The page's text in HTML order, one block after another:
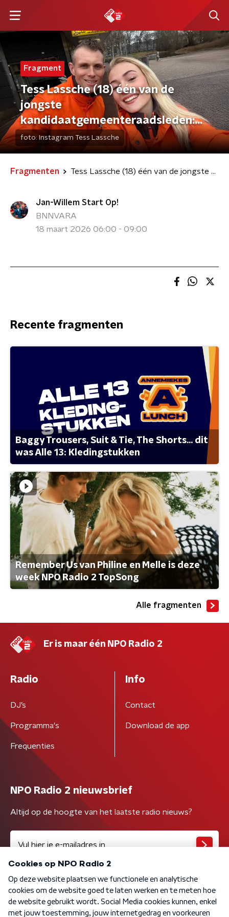
Fragment
Tess Lassche (18) één van de
jongste
kandidaatgemeenteraadsleden:
"Kans gelijk gepakt"
foto:Instagram Tess Lassche
Fragmenten Tess Lassche (18) één van de jongste kandidaatgemeenteraadsleden: "Kans gelijk gepakt"
Jan-Willem Start Op!
BNNVARA
18 maart 2026 06:00 - 09:00
Recente fragmenten
Baggy Trousers, Suit & Tie, The Shorts... dit
was Alle 13: Kledingstukken
Remember Us van Philine en Melle is deze
week NPO Radio 2 TopSong
Alle fragmenten
Er is maar één NPO Radio 2
Radio
DJ’s
Programma's
Frequenties
Info
Contact
Download de app
NPO Radio 2 nieuwsbrief
Altijd op de hoogte van het laatste radio nieuws?
Algemene voorwaarden